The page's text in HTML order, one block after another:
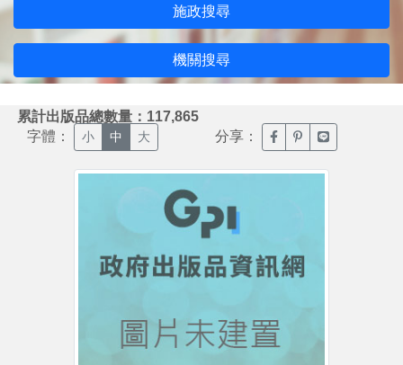
施政搜尋
機關搜尋
累計出版品總數量：117,865
字體： 小 中 大 分享： 臉書分享(另開新視窗)
噗浪分享(另開新
Line分享(另